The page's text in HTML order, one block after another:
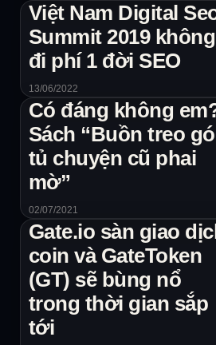
Việt Nam Digital
Summit 2019 không
đi phí 1 đời SEO
13/06/2022
Có đáng không
Sách “Buồn treo
tủ chuyện cũ phai
mờ”
02/07/2021
Gate.io sàn giao
coin và GateToken
(GT) sẽ bùng nổ
trong thời gian sắp
tới